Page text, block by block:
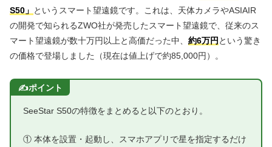
S50」 というスマート望遠鏡です。これは、天体カメラやASIAIR
の開発で知られるZWO社が発売したスマート望遠鏡で、従来のス
マート望遠鏡が数十万円以上と高価だった中、 約6万円 という驚き
の価格で登場しました（現在は値上げで約85,000円）。
SeeStar S50の特徴をまとめると以下のとおり。
① 本体を設置・起動し、スマホアプリで星を指定するだけ